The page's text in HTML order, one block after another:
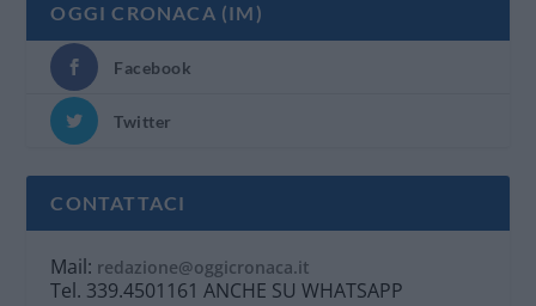
OGGI CRONACA (IM)
Facebook
Twitter
CONTATTACI
Mail: redazione@oggicronaca.it
Tel. 339.4501161 ANCHE SU WHATSAPP